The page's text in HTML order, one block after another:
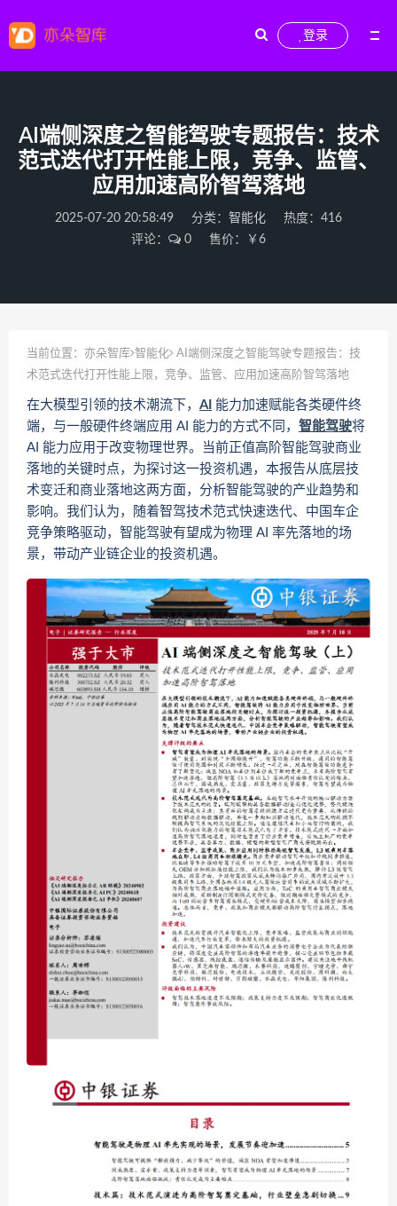
登录
AI端侧深度之智能驾驶专题报告：技术
范式迭代打开性能上限，竞争、监管、
应用加速高阶智驾落地
2025-07-20 20:58:49 分类： 智能化
热度：416
评论：
0 售价：￥6
当前位置： 亦朵智库 智能化
AI端侧深度之智能驾驶专题报告：技
术范式迭代打开性能上限，竞争、监管、应用加速高阶智驾落地
在大模型引领的技术潮流下， AI 能力加速赋能各类硬件终
端，与一般硬件终端应用 AI 能力的方式不同， 智能驾驶将
AI 能力应用于改变物理世界。当前正值高阶智能驾驶商业
落地的关键时点，为探讨这一投资机遇，本报告从底层技
术变迁和商业落地这两方面，分析智能驾驶的产业趋势和
影响。我们认为，随着智驾技术范式快速迭代、中国车企
竞争策略驱动，智能驾驶有望成为物理 AI 率先落地的场
景，带动产业链企业的投资机遇。